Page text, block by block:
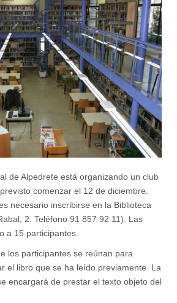
de Alpedrete está organizando un club
comenzar el 12 de diciembre.
necesario inscribirse en la Biblioteca
2. Teléfono 91 857 92 11). Las
a 15 participantes.
los participantes se reúnan para
el libro que se ha leído previamente. La
encargará de prestar el texto objeto del